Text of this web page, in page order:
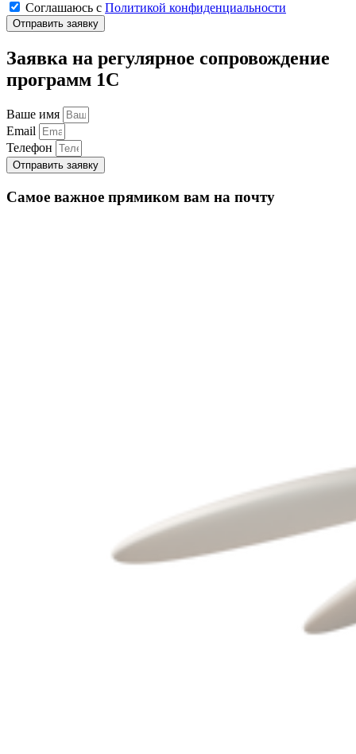
Соглашаюсь с Политикой конфиденциальности
Отправить заявку
Заявка на регулярное сопровождение
программ 1С
Ваше имя
Email
Телефон
Отправить заявку
Самое важное прямиком вам на почту